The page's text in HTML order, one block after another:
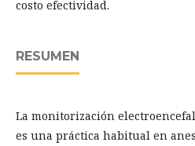
costo efectividad.
RESUMEN
La monitorización
es una práctica habitual en